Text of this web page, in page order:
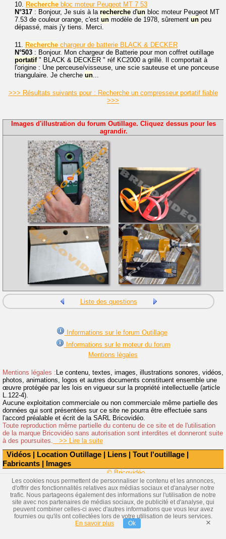
Vidéos | Location Outillage | Liens | Tout l'outillage |
Fabricants | Images
10. Recherche bloc moteur Peugeot MT 7 53
N°317 : Bonjour, Je suis à la recherche d'un bloc moteur Peugeot MT
7.53 de couleur orange, c'est un modèle de 1978, sûrement un peu
dépassé, mais j'y tiens. Merci.
11. Recherche chargeur de batterie BLACK & DECKER
N°503 : Bonjour. Mon chargeur de Batterie pour mon coffret outillage
portatif" BLACK & DECKER " réf KC2000 a grillé. Il comportait à
l'origine : Une perceuse/visseuse, une scie sauteuse et une ponceuse
triangulaire. Je cherche un...
>>> Résultats suivants pour : Recherche un compresseur portatif fiable
>>>
Images d'illustration du forum Outillage. Cliquez dessus pour les
agrandir.
Liste des questions
Informations sur le forum Outillage
Informations sur le moteur du forum
Mentions légales
Mentions légales : Le contenu, textes, images, illustrations sonores, vidéos,
photos, animations, logos et autres documents constituent ensemble une
œuvre protégée par les lois en vigueur sur la propriété intellectuelle (article
L.122-4).
Aucune exploitation commerciale ou non commerciale même partielle des
données qui sont présentées sur ce site ne pourra être effectuée sans
l'accord préalable et écrit de la SARL Bricovidéo.
Toute reproduction même partielle du contenu de ce site et de l'utilisation
de la marque Bricovidéo sans autorisation sont interdites et donneront suite
à des poursuites.
>> Lire la suite
© Bricovidéo
Les cookies nous permettent de personnaliser le contenu et les annonces,
d'offrir des fonctionnalités relatives aux médias sociaux et d'analyser notre
trafic. Nous partageons également des informations sur l'utilisation de notre
site avec nos partenaires de médias sociaux, de publicité et d'analyse, qui
peuvent combiner celles-ci avec d'autres informations que vous leur avez
fournies ou qu'ils ont collectées lors de votre utilisation de leurs services.
En savoir plus
Ok ×